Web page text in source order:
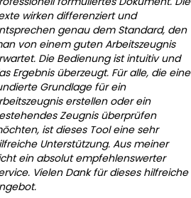
wirken differenziert und
genau dem Standard, den
von einem guten Arbeitszeugnis
Die Bedienung ist intuitiv und
Ergebnis überzeugt. Für alle, die eine
Grundlage für ein
erstellen oder ein
Zeugnis überprüfen
ist dieses Tool eine sehr
Unterstützung. Aus meiner
ein absolut empfehlenswerter
Vielen Dank für dieses hilfreiche